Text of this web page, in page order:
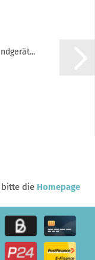
bitte die Homepage